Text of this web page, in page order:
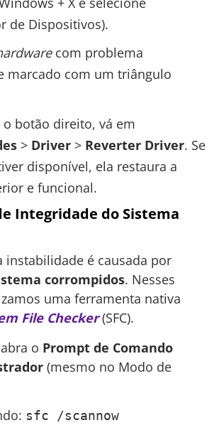
de Dispositivos).
com problema
marcado com um triângulo
o botão direito, vá em
> Driver> Reverter Driver. Se
disponível, ela restaura a
e funcional.
Integridade do Sistema
instabilidade é causada por
corrompidos. Nesses
uma ferramenta nativa
File Checker(SFC).
o Prompt de Comando
(mesmo no Modo de
sfc /scannow